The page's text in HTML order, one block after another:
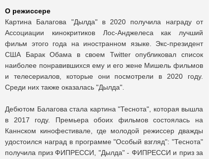
О режиссере
Картина Балагова "Дылда" в 2020 получила награду от
Ассоциации кинокритиков Лос-Анджелеса как лучший
фильм этого года на иностранном языке. Экс-президент
США Барак Обама в своем Twitter опубликовал список
наиболее понравившихся ему и его жене Мишель фильмов
и телесериалов, которые они посмотрели в 2020 году.
Среди них также оказалась "Дылда".
Дебютом Балагова стала картина "Теснота", которая вышла
в 2017 году. Премьера обоих фильмов состоялась на
Каннском кинофестивале, где молодой режиссер дважды
удостоился наград в программе "Особый взгляд": "Теснота"
получила приз ФИПРЕССИ, "Дылда" - ФИПРЕССИ и приз за